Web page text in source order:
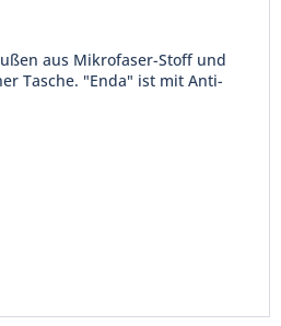
aus Mikrofaser-Stoff und
Tasche. "Enda" ist mit Anti-